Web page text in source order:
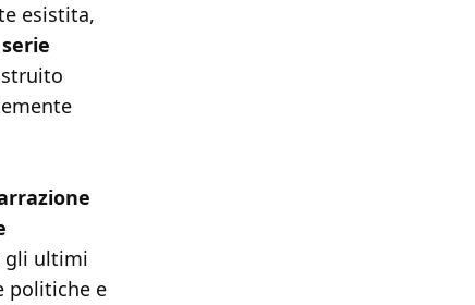
esistita,
gli ultimi
politiche e